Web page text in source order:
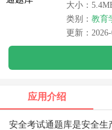
大小：
类别： 教育
更新：
应用介绍
安全考试通题库是安全